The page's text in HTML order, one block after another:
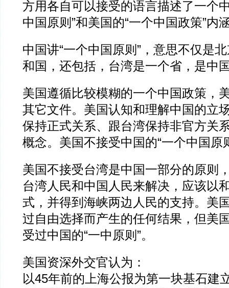
方用各自可以接受的语言描述了一个
中国原则”和美国的“一个中国政策”内
中国讲“一个中国原则”，意思不仅是
和国，还包括，台湾是一个省，是中
美国遵循比较模糊的一个中国政策，
其它文件。美国认知和理解中国的立
保持正式关系、跟台湾保持非官方关
概念。美国不接受中国的“一个中国原
美国不接受台湾是中国一部分的原则
台湾人民和中国人民来解决，应该以
式，并得到海峡两边人民的支持。美
过自由选择而产生的任何结果，但美
受过中国的“一中原则”。
美国资深外交官认为：
以45年前的上海公报为第一块基石建